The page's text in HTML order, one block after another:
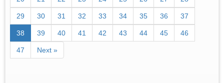
29 30 31 32 33 34 35 36 37
38 39 40 41 42 43 44 45 46
47 Next »